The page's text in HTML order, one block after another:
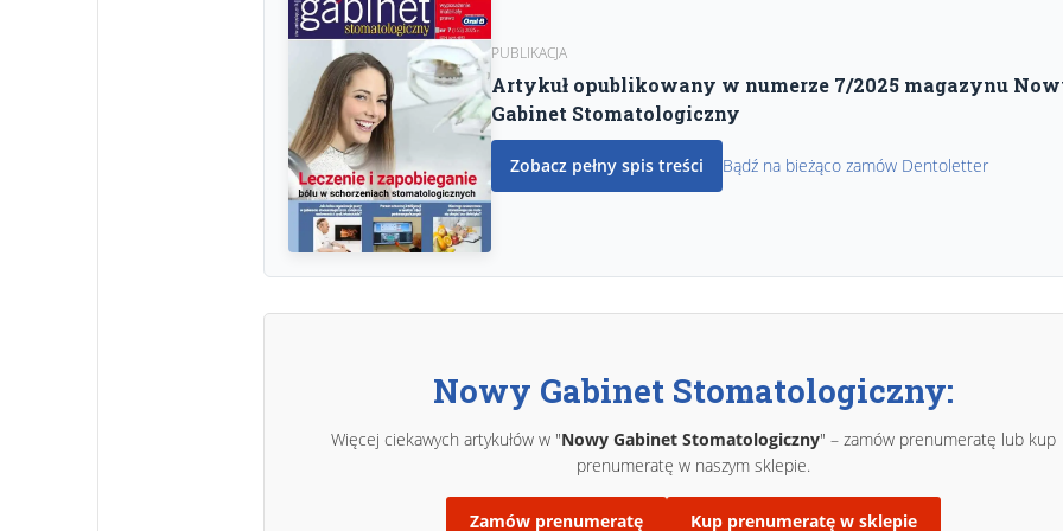
PUBLIKACJA
Artykuł opublikowany w numerze 7/2025 magazynu
Gabinet Stomatologiczny
Zobacz pełny spis treści Bądź na bieżąco zamów Dentoletter
Nowy Gabinet Stomatologiczny:
Więcej ciekawych artykułów w "Nowy Gabinet Stomatologiczny" – zamów prenumeratę lub kup
prenumeratę w naszym sklepie.
Zamów prenumeratę Kup prenumeratę w sklepie